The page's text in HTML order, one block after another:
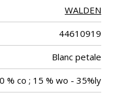
WALDEN
44610919
Blanc petale
% co ; 15 % wo - 35%ly